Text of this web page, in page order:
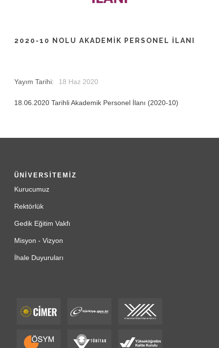
2020-10 NOLU AKADEMIK PERSONEL İLANI
Yayım Tarihi: 18 Haz 2020
18.06.2020 Tarihli Akademik Personel İlanı (2020-10)
ÜNİVERSİTEMİZ
Kurucumuz
Rektörlük
Gedik Eğitim Vakfı
Misyon - Vizyon
İhale Duyuruları